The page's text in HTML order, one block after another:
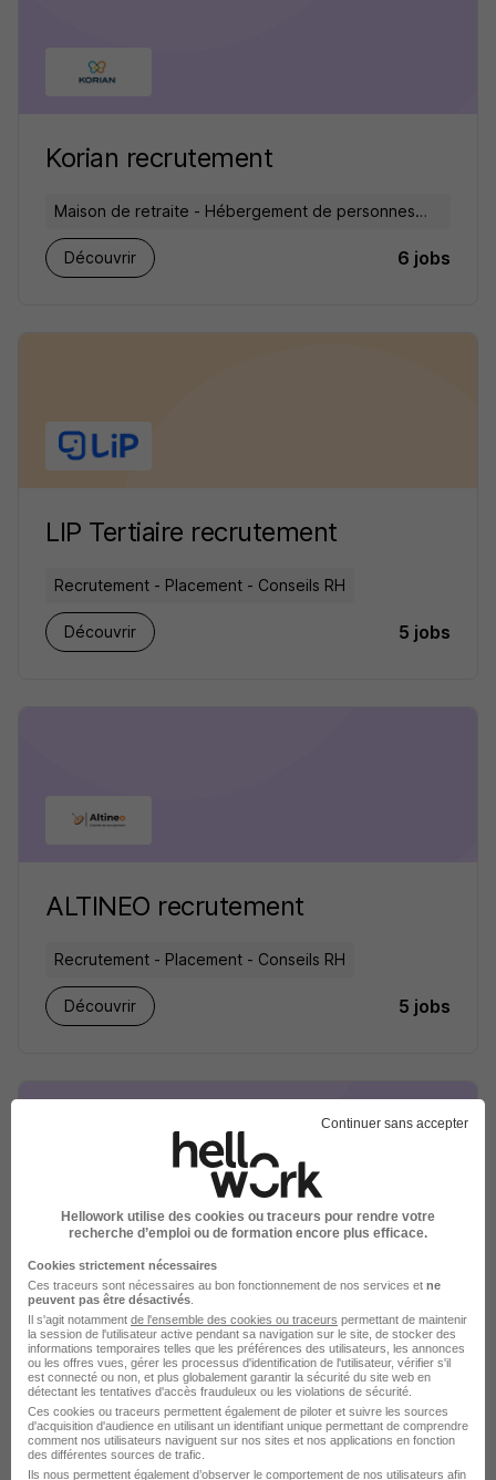
Korian recrutement
Maison de retraite - Hébergement de personnes
âgées
Découvrir
6 jobs
LIP Tertiaire recrutement
Recrutement - Placement - Conseils RH
Découvrir 5 jobs
ALTINEO recrutement
Recrutement - Placement - Conseils RH
Découvrir 5 jobs
Crit recrutement
Recrutement - Placement - Conseils RH
Découvrir 5 jobs
Continuer sans accepter
Hellowork utilise des cookies ou traceurs pour rendre votre
recherche d’emploi ou de formation encore plus efficace.
Cookies strictement nécessaires
Ces traceurs sont nécessaires au bon fonctionnement de nos services et ne
peuvent pas être désactivés
Il s'agit notamment de l'ensemble des cookies ou traceurs permettant de maintenir
la session de l'utilisateur active pendant sa navigation sur le site, de stocker des
informations temporaires telles que les préférences des utilisateurs, les annonces
ou les offres vues, gérer les processus d'identification de l'utilisateur, vérifier s'il
est connecté ou non, et plus globalement garantir la sécurité du site web en
détectant les tentatives d'accès frauduleux ou les violations de sécurité.
Ces cookies ou traceurs permettent également de piloter et suivre les sources
d'acquisition d'audience en utilisant un identifiant unique permettant de comprendre
comment nos utilisateurs naviguent sur nos sites et nos applications en fonction
des différentes sources de trafic.
Ils nous permettent également d’observer le comportement de nos utilisateurs afin